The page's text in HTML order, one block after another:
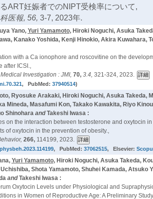
ART妊娠者でのNIPT受検率について,
医報, 56, 3-7, 2023年.
Yano, Yuri Yamamoto, Hiroki Noguchi, Asuka
Kanako Yoshida, Kenji Hinokio, Akira Kuwahara,
with a Ca ionophore and roscovitine on the
after ICSI.,
Investigation : JMI, 70, 3.4, 321-324, 2023.
, PubMed: 37940514)
Ryosuke Arakaki, Hiroki Noguchi, Asuka Takeda,
Mineda, Masafumi Kon, Takako Kawakita, Riyo
ShinoharaandTakeshi Iwasa :
on the interaction between testosterone and oxytocin
of oxytocin in the prevention of obesity.,
266, 114199, 2023.
, PubMed: 37062515, Elsevier:
Yuri Yamamoto, Hiroki Noguchi, Asuka Takeda,
Shota Yamamoto, Shuhei Kamada, Atsuko
andTakeshi Iwasa :
Oxytocin Levels under Physiological and
in Women of Reproductive Age: A Preliminary